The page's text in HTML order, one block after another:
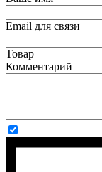
Email для связи
Товар
Комментарий